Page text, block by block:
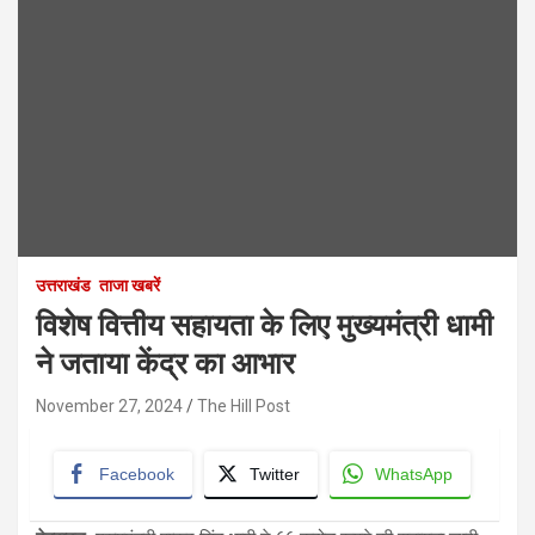
उत्तराखंड ताजा खबरें
विशेष वित्तीय सहायता के लिए मुख्यमंत्री धामी
ने जताया केंद्र का आभार
November 27, 2024 The Hill Post
Facebook Twitter WhatsApp